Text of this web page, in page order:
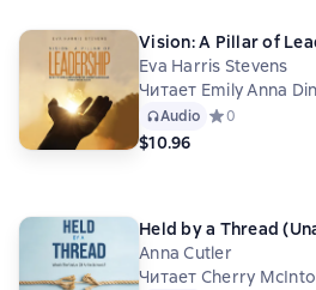
Vision: A Pillar of
Eva Harris Stevens
Читает Emily Anna
Audio Средний
0
$10.96
Held by a Thread
Anna Cutler
Читает Cherry